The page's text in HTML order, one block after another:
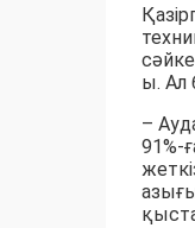
ы. Ал
–
91%-